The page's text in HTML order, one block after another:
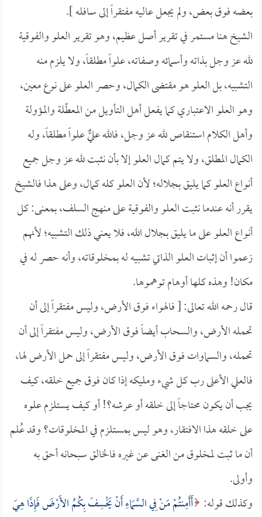
بعضه فوق بعض، ولم يجعل عاليه مفتقراً إلى سافله ].
الشيخ هنا مستمر في تقرير أصل عظيم، وهو تقرير العلو والفوقية
لله عز وجل بذاته وأسمائه وصفاته، علواً مطلقاً، ولا يلزم منه
التشبيه، بل العلو هو مقتضى الكمال، وحصر العلو على نوع معين،
وهو العلو الاعتباري كما يفعل أهل التأويل من المعطّلة والمؤولة
وأهل الكلام استنقاص لله عز وجل، فالله عليٌّ علواً مطلقاً، وله
الكمال المطلق، ولا يتم كمال العلو إلا بأن نثبت لله عز وجل جميع
أنواع العلو كما يليق بجلاله؛ لأن العلو كله كمال، وعلى هذا فالشيخ
يقرر أنه عندما نثبت العلو والفوقية على منهج السلف، بمعنى: كل
أنواع العلو على ما يليق بجلال الله، فلا يعني ذلك التشبيه؛ لأنهم
زعموا أن إثبات العلو الذاتي تشبيه له بمخلوقاته، وأنه حصر له في
مكان! وهذه كلها أوهام توهموها.
قال رحمه الله تعالى: [ فالهواء فوق الأرض، وليس مفتقراً إلى أن
تحمله الأرض، والسحاب أيضاً فوق الأرض، وليس مفتقراً إلى أن
تحمله، والسماوات فوق الأرض، وليس مفتقراً إلى حمل الأرض لها،
فالعلي الأعلى رب كل شيء ومليكه إذا كان فوق جميع خلقه، كيف
يجب أن يكون محتاجاً إلى خلقه أو عرشه؟! أو كيف يستلزم علوه
على خلقه هذا الافتقار، وهو ليس بمستلزم في المخلوقات؟ وقد عُلم
أن ما ثبت لمخلوق من الغنى عن غيره فالخالق سبحانه أحق به
وأولى.
وكذلك قوله: أَأَمِنتُمْ مَنْ فِي السَّمَاءِ أَنْ يَخْسِفَ بِكُمُ الأَرْضَ فَإِذَا هِيَ